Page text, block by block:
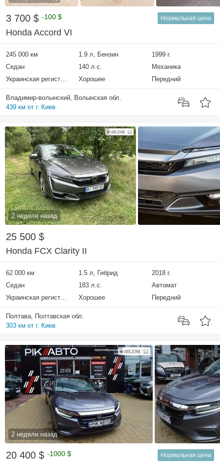
3 700 $ -100 $ Нормальная цена
Honda Accord VI
245 000 км 1.9 л, Бензин
1999 г.
Седан
140 л.с.
Механика
Украинская регистрация
Хорошее Передний
Владимир-волынский, Волынская обл.
439 км от г. Киев
2 недели назад
25 500 $
Honda FCX Clarity II
62 000 км 1.5 л, Гибрид
2018 г.
Седан
183 л.с.
Автомат
Украинская регистрация
Хорошее Передний
Полтава, Полтавская обл.
303 км от г. Киев
2 недели назад
20 400 $ -1000 $ Нормальная цена